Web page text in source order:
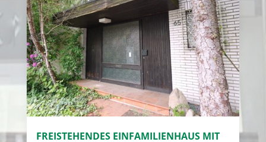
FREISTEHENDES EINFAMILIENHAUS MIT